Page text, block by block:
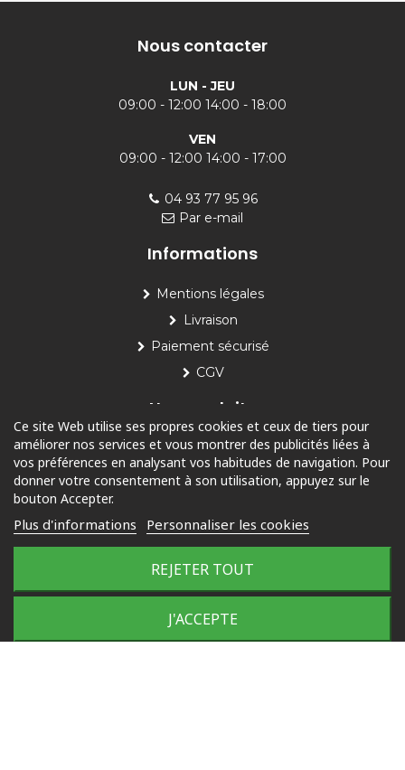
Nous contacter
LUN - JEU
09:00 - 12:00 14:00 - 18:00
VEN
09:00 - 12:00 14:00 - 17:00
04 93 77 95 96
Par e-mail
Informations
Mentions légales
Livraison
Paiement sécurisé
CGV
Nos produits
Piscine
Jardin
Outdoor
© 2025 Tous droits réservés
Plan du site
Ce site Web utilise ses propres cookies et ceux de tiers pour
améliorer nos services et vous montrer des publicités liées à
vos préférences en analysant vos habitudes de navigation. Pour
donner votre consentement à son utilisation, appuyez sur le
bouton Accepter.
Plus d'informations Personnaliser les cookies
REJETER TOUT
J'ACCEPTE